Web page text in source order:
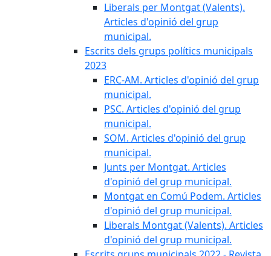
Liberals per Montgat (Valents).
Articles d'opinió del grup
municipal.
Escrits dels grups polítics municipals
2023
ERC-AM. Articles d'opinió del grup
municipal.
PSC. Articles d'opinió del grup
municipal.
SOM. Articles d'opinió del grup
municipal.
Junts per Montgat. Articles
d'opinió del grup municipal.
Montgat en Comú Podem. Articles
d'opinió del grup municipal.
Liberals Montgat (Valents). Articles
d'opinió del grup municipal.